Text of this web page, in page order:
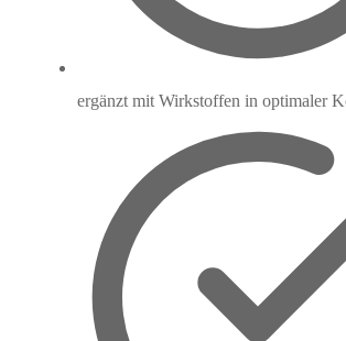
ergänzt mit Wirkstoffen in optimaler